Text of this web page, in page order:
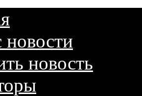
новости
новость